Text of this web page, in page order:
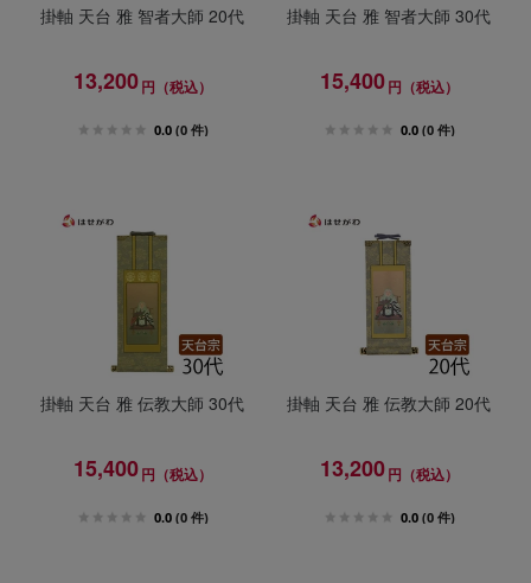
掛軸 天台 雅 智者大師 20代
13,200円（税込）
0.0 (0 件)
掛軸 天台 雅 智者大師 30代
15,400円（税込）
0.0 (0 件)
掛軸 天台 雅 伝教大師 30代
15,400円（税込）
0.0 (0 件)
掛軸 天台 雅 伝教大師 20代
13,200円（税込）
0.0 (0 件)